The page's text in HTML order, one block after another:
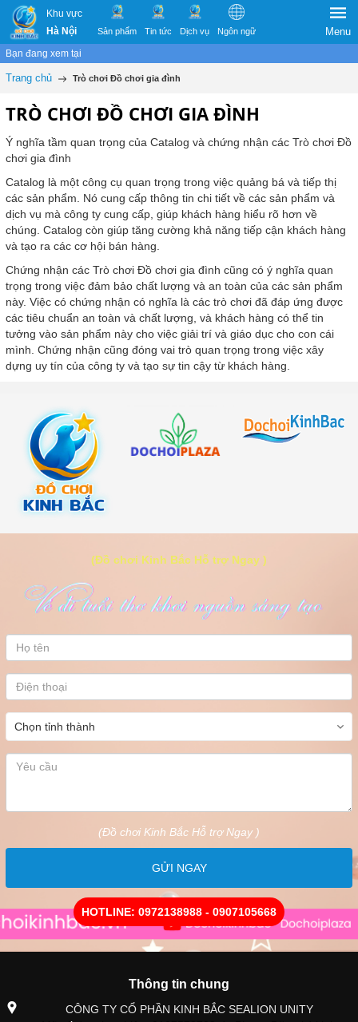
Khu vực
Hà Nội
Sản phẩm Tin tức Dịch vụ Ngôn ngữ Menu
Bạn đang xem tại
Trang chủ Trò chơi Đồ chơi gia đình
TRÒ CHƠI ĐỒ CHƠI GIA ĐÌNH
Ý nghĩa tầm quan trọng của Catalog và chứng nhận các Trò chơi Đồ
chơi gia đình
Catalog là một công cụ quan trọng trong việc quảng bá và tiếp thị
các sản phẩm. Nó cung cấp thông tin chi tiết về các sản phẩm và
dịch vụ mà công ty cung cấp, giúp khách hàng hiểu rõ hơn về
chúng. Catalog còn giúp tăng cường khả năng tiếp cận khách hàng
và tạo ra các cơ hội bán hàng.
Chứng nhận các Trò chơi Đồ chơi gia đình cũng có ý nghĩa quan
trọng trong việc đảm bảo chất lượng và an toàn của các sản phẩm
này. Việc có chứng nhận có nghĩa là các trò chơi đã đáp ứng được
các tiêu chuẩn an toàn và chất lượng, và khách hàng có thể tin
tưởng vào sản phẩm này cho việc giải trí và giáo dục cho con cái
mình. Chứng nhận cũng đóng vai trò quan trọng trong việc xây
dựng uy tín của công ty và tạo sự tin cậy từ khách hàng.
(Đồ chơi Kinh Bắc Hỗ trợ Ngay )
(Đồ chơi Kinh Bắc Hỗ trợ Ngay )
GỬI NGAY
HOTLINE: 0972138988 - 0907105668
Thông tin chung
CÔNG TY CỔ PHẦN KINH BẮC SEALION UNITY